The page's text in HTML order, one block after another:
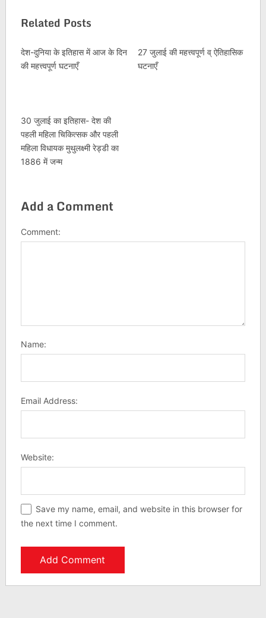
Related Posts
देश-दुनिया के इतिहास में आज के दिन
की महत्त्वपूर्ण घटनाएँ
27 जुलाई की महत्त्वपूर्ण व् ऐतिहासिक
घटनाएँ
30 जुलाई का इतिहास- देश की
पहली महिला चिकित्सक और पहली
महिला विधायक मुथुलक्ष्मी रेड्डी का
1886 में जन्म
Add a Comment
Comment:
Name:
Email Address:
Website:
Save my name, email, and website in this browser for
the next time I comment.